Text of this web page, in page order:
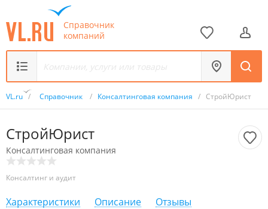
Справочник
компаний
VL.ru / Справочник / Консалтинговая компания / СтройЮрист
СтройЮрист
Консалтинговая компания
Консалтинг и аудит
Характеристики Описание Отзывы